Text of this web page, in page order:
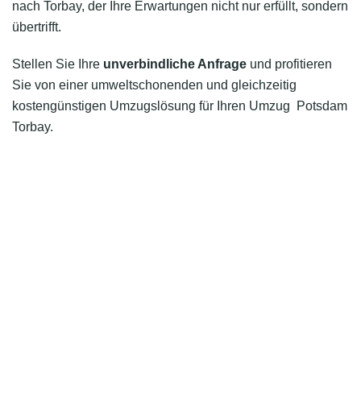
nach Torbay, der Ihre Erwartungen nicht nur erfüllt, sondern
übertrifft.
Stellen Sie Ihre unverbindliche Anfrage und profitieren
Sie von einer umweltschonenden und gleichzeitig
kostengünstigen Umzugslösung für Ihren Umzug Potsdam
Torbay.